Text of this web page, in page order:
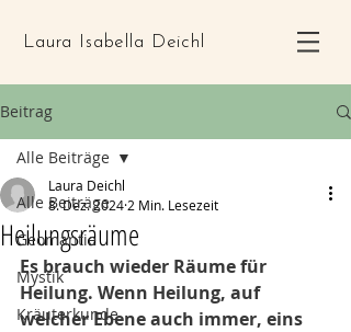
Laura Isabella Deichl
Beitrag
Alle Beiträge
Geomantie
Mystik
Kräuterkunde
Alle Beiträge
Heilungsräume
Laura Deichl
8. Dez. 2024 2 Min. Lesezeit
Es brauch wieder Räume für
Heilung. Wenn Heilung, auf
welcher Ebene auch immer, eins